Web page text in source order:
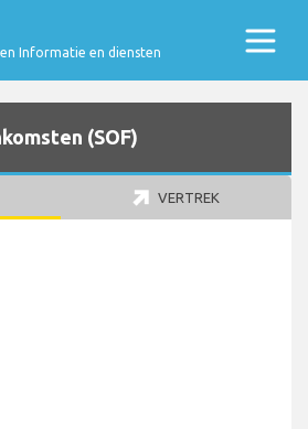
Informatie en diensten
(SOF)
VERTREK